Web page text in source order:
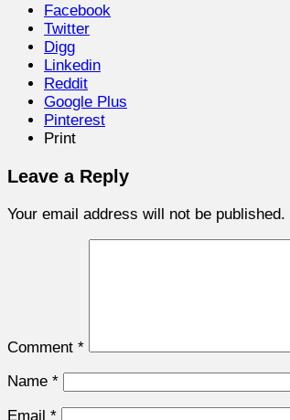
Facebook
Twitter
Digg
Linkedin
Reddit
Google Plus
Pinterest
Print
Leave a Reply
Your email address will not be published.
Comment *
Name *
Email *